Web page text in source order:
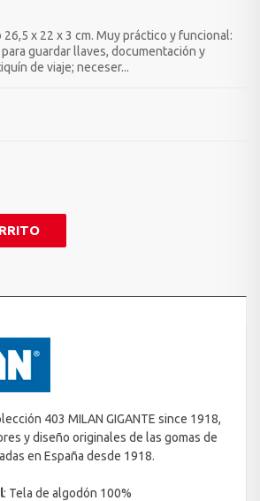
x 22 x 3 cm. Muy práctico y funcional:
guardar llaves, documentación y
de viaje; neceser...
403 MILAN GIGANTE since 1918,
y diseño originales de las gomas de
en España desde 1918.
: Tela de algodón 100%